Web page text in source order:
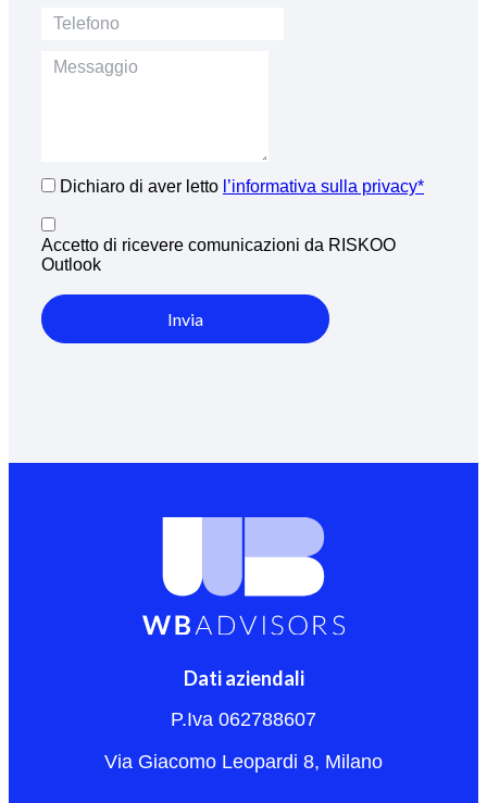
Dichiaro di aver letto l’informativa sulla privacy*
Accetto di ricevere comunicazioni da RISKOO
Outlook
Invia
Dati aziendali
P.Iva 062788607
Via Giacomo Leopardi 8, Milano